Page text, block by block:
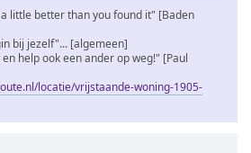
little better than you found it" [Baden
bij jezelf"... [algemeen]
help ook een ander op weg!" [Paul
locatie/vrijstaande-woning-1905-